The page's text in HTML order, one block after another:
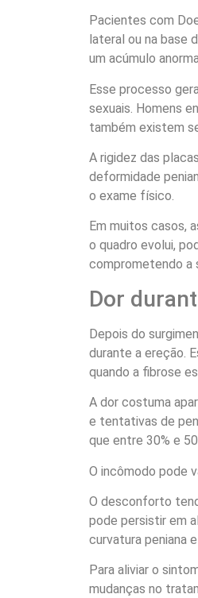
Pacientes com
lateral ou na base
um acúmulo
Esse processo
sexuais. Homens
também existem
A rigidez das
deformidade
o exame físico.
Em muitos casos,
o quadro evolui,
comprometendo a
Dor
Depois do
durante a ereção.
quando a fibrose
A dor costuma
e tentativas de
que entre 30% e
O incômodo pode
O desconforto
pode persistir em
curvatura peniana
Para aliviar o
mudanças no